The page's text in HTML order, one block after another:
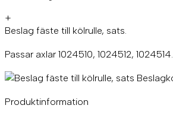
u
l
,
s
t
+
Beslag fäste till kölrulle, sats.
Passar axlar 1024510, 1024512, 1024514.
Produktinformation